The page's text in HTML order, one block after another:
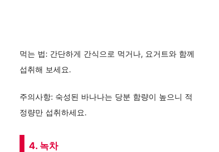
먹는 법: 간단하게 간식으로 먹거나, 요거트와 함께
섭취해 보세요.
주의사항: 숙성된 바나나는 당분 함량이 높으니 적
정량만 섭취하세요.
4. 녹차